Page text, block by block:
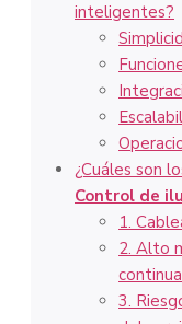
inteligentes?
¿Cuáles son
Control de
1.
2. Alto
continua
3.